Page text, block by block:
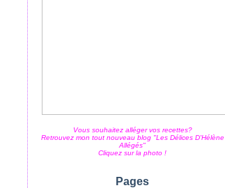
Vous souhaitez alléger vos recettes?
Retrouvez mon tout nouveau blog "Les Délices D'Hélène
Allégés"
Cliquez sur la photo !
Pages